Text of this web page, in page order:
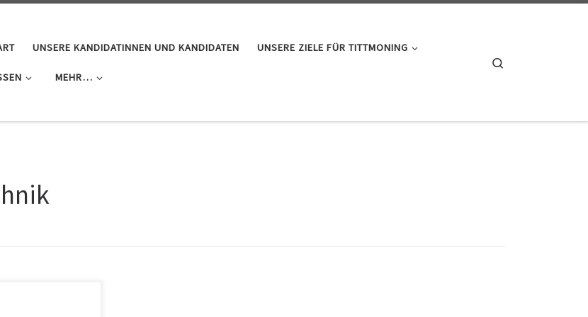
UNSERE KANDIDATINNEN UND KANDIDATEN UNSERE ZIELE FÜR TITTMONING
MEHR…